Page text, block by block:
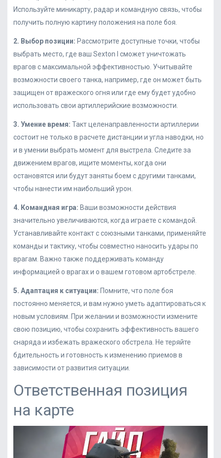
Используйте миникарту, радар и командную связь, чтобы
получить полную картину положения на поле боя.
2. Выбор позиции: Рассмотрите доступные точки, чтобы
выбрать место, где ваш Sexton I сможет уничтожать
врагов с максимальной эффективностью. Учитывайте
возможности своего танка, например, где он может быть
защищен от вражеского огня или где ему будет удобно
использовать свои артиллерийские возможности.
3. Умение время: Такт целенаправленности артиллерии
состоит не только в расчете дистанции и угла наводки, но
и в умении выбрать момент для выстрела. Следите за
движением врагов, ищите моменты, когда они
остановятся или будут заняты боем с другими танками,
чтобы нанести им наибольший урон.
4. Командная игра: Ваши возможности действия
значительно увеличиваются, когда играете с командой.
Устанавливайте контакт с союзными танками, применяйте
команды и тактику, чтобы совместно наносить удары по
врагам. Важно также поддерживать команду
информацией о врагах и о вашем готовом артобстреле.
5. Адаптация к ситуации: Помните, что поле боя
постоянно меняется, и вам нужно уметь адаптироваться к
новым условиям. При желании и возможности измените
свою позицию, чтобы сохранить эффективность вашего
снаряда и избежать вражеского обстрела. Не теряйте
бдительность и готовность к изменению приемов в
зависимости от развития ситуации.
Ответственная позиция
на карте